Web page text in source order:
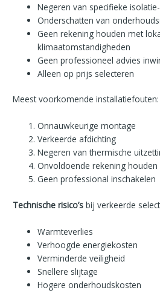
Negeren van specifieke
Onderschatten van
Geen rekening houden met
klimaatomstandigheden
Geen professioneel advies
Alleen op prijs selecteren
Meest voorkomende installatiefouten:
Onnauwkeurige montage
Verkeerde afdichting
Negeren van thermische
Onvoldoende rekening
Geen professional inschakelen
Technische risico’s bij verkeerde
Warmteverlies
Verhoogde energiekosten
Verminderde veiligheid
Snellere slijtage
Hogere onderhoudskosten